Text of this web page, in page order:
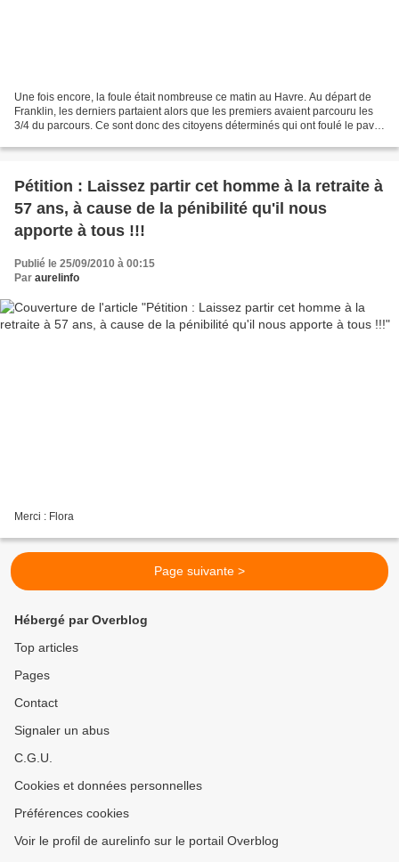
Une fois encore, la foule était nombreuse ce matin au Havre. Au départ de
Franklin, les derniers partaient alors que les premiers avaient parcouru les
3/4 du parcours. Ce sont donc des citoyens déterminés qui ont foulé le pavé
Pétition : Laissez partir cet homme à la retraite à
57 ans, à cause de la pénibilité qu'il nous
apporte à tous !!!
Publié le 25/09/2010 à 00:15
Par aurelinfo
Merci : Flora
Page suivante >
Hébergé par Overblog
Top articles
Pages
Contact
Signaler un abus
C.G.U.
Cookies et données personnelles
Préférences cookies
Voir le profil de aurelinfo sur le portail Overblog